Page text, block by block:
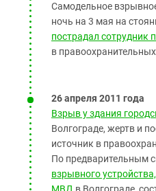
Самодельное
ночь на 3 мая на
пострадал сотрудник
в
26 апреля 2011 года
Взрыв у здания
Волгограде, жертв и
источник в
По предварительным
взрывного